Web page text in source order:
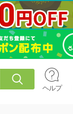
ヘルプ